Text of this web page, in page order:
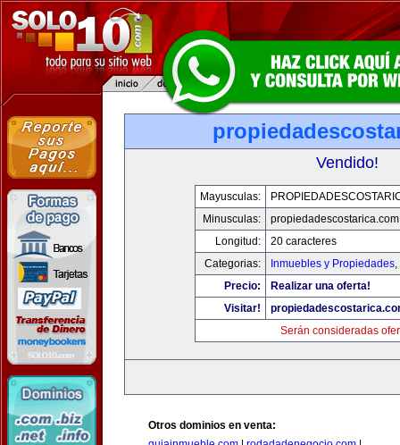
Vendido!
Mayusculas:
Minusculas:
propiedadescostarica.com
Longitud:
20 caracteres
Categorias:
Inmuebles y Propiedades,
Precio:
Realizar una oferta!
Visitar!
Serán consideradas
Otros dominios en venta: